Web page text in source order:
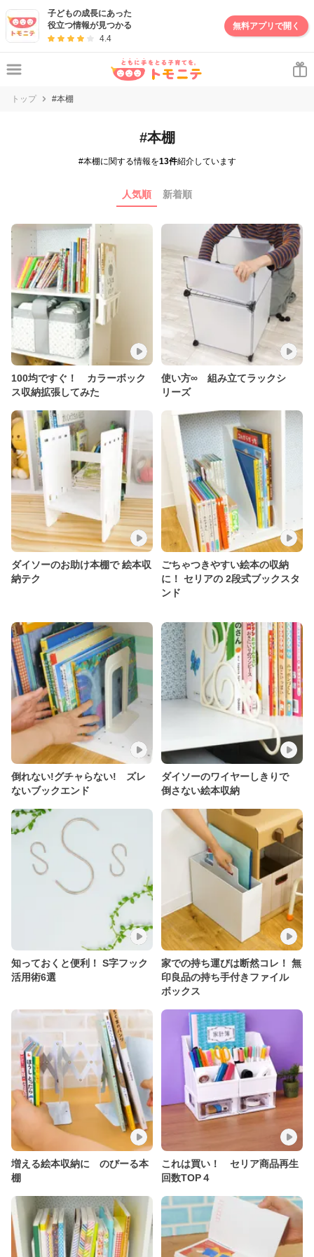
子どもの成長にあった
役立つ情報が見つかる
4.4
無料アプリで開く
トップ #本棚
#本棚
#本棚に関する情報を13件紹介しています
人気順 新着順
100均ですぐ！ カラーボック
ス収納拡張してみた
使い方∞ 組み立てラックシ
リーズ
ダイソーのお助け本棚で 絵本収
納テク
ごちゃつきやすい絵本の収納
に！ セリアの 2段式ブックスタ
ンド
倒れない!グチャらない! ズレ
ないブックエンド
ダイソーのワイヤーしきりで
倒さない絵本収納
知っておくと便利！ S字フック
活用術6選
家での持ち運びは断然コレ！ 無
印良品の持ち手付きファイル
ボックス
増える絵本収納に のびーる本
棚
これは買い！ セリア商品再生
回数TOP４